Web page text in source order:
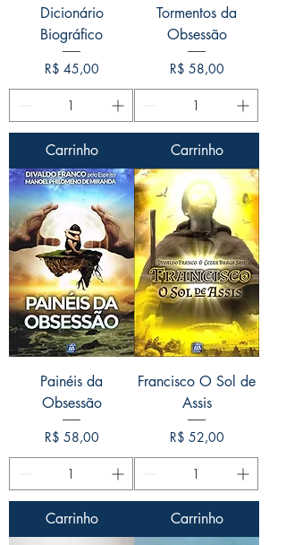
Dicionário
Biográfico
Preço
R$ 45,00
Carrinho
Tormentos da
Obsessão
Preço
R$ 58,00
Carrinho
Painéis da
Obsessão
Preço
R$ 58,00
Carrinho
Francisco O Sol de
Assis
Preço
R$ 52,00
Carrinho